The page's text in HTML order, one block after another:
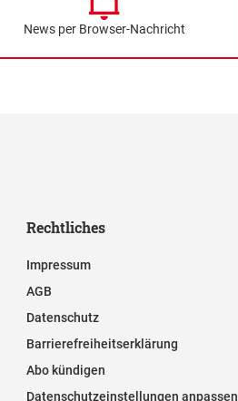
News per Browser-Nachricht
Rechtliches
Impressum
AGB
Datenschutz
Barrierefreiheitserklärung
Abo kündigen
Datenschutzeinstellungen anpassen